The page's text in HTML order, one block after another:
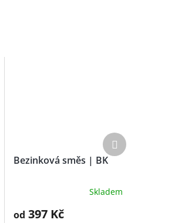
Bezinková směs | BK
Skladem
od 397 Kč
Další
produkt